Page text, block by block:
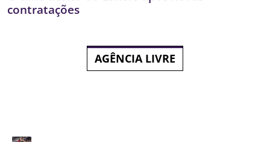
contratações
AGÊNCIA LIVRE